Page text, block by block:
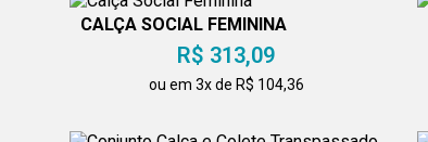
CALÇA SOCIAL FEMININA
R$ 313,09
ou em 3x de R$ 104,36